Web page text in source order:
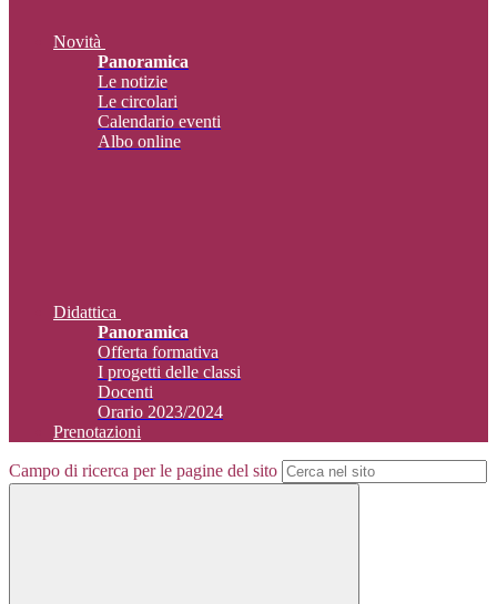
Novità
Panoramica
Le notizie
Le circolari
Calendario eventi
Albo online
Didattica
Panoramica
Offerta formativa
I progetti delle classi
Docenti
Orario 2023/2024
Prenotazioni
Campo di ricerca per le pagine del sito